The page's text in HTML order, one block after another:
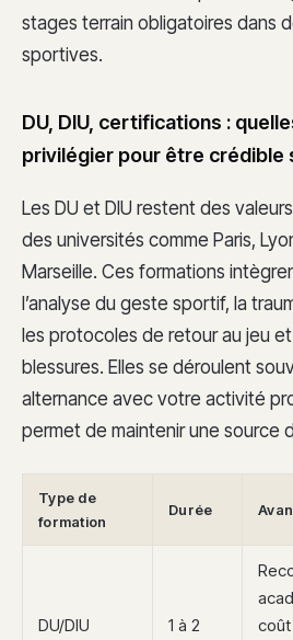
stages terrain obligatoires dans
sportives.
DU, DIU, certifications :
privilégier pour être crédible
Les DU et DIU restent des
des universités comme Paris,
Marseille. Ces formations
l’analyse du geste sportif, la
les protocoles de retour au jeu
blessures. Elles se déroulent
alternance avec votre activité
permet de maintenir une source
Type de
formation
Durée
DU/DIU
1 à 2